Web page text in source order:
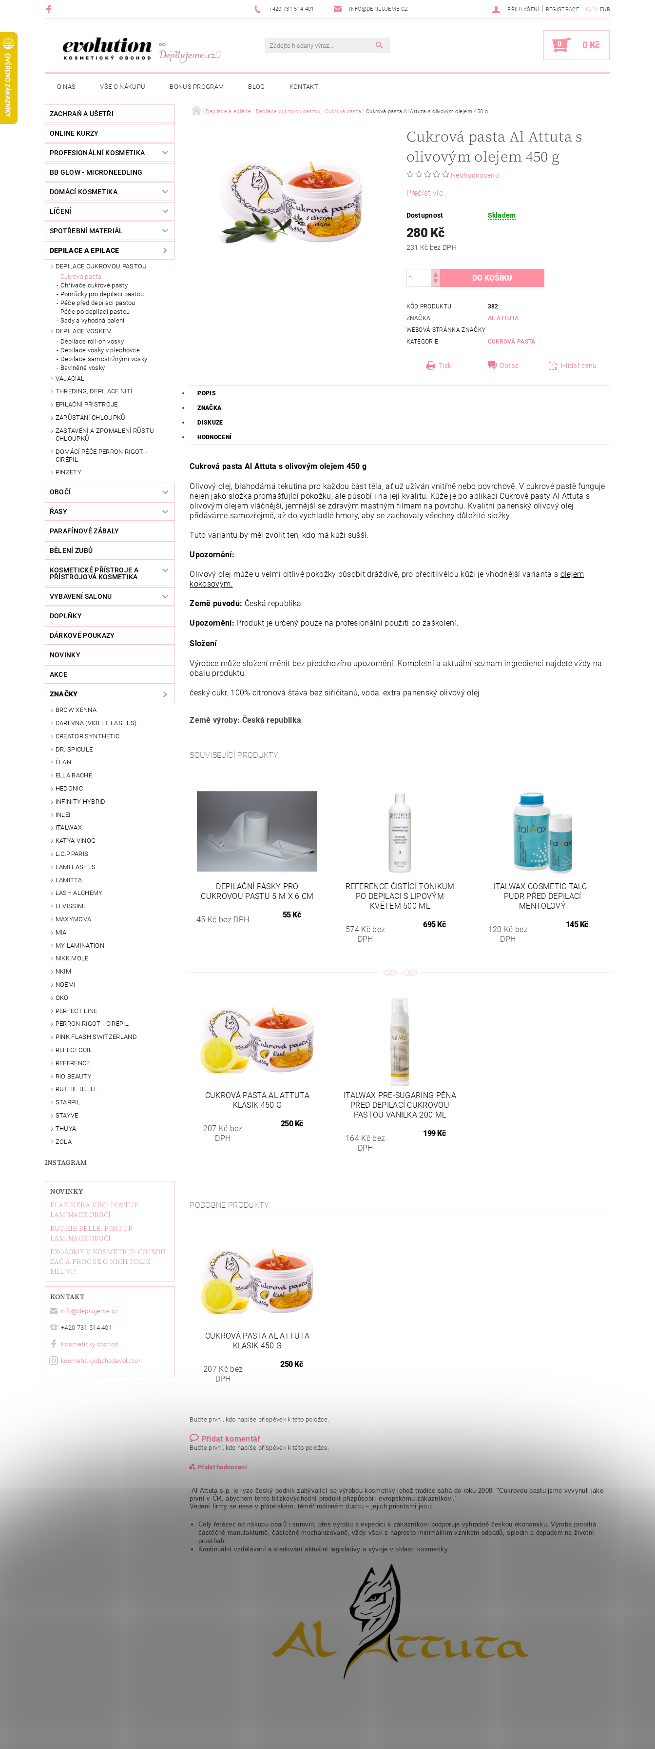
+420 731 514 401 INFO@DEPILUJEME.CZ CZK EUR
PŘIHLÁŠENÍ | REGISTRACE
0 0 Kč
O NÁS VŠE O NÁKUPU BONUS PROGRAM BLOG KONTAKT
ZACHRAŇ A UŠETŘI
ONLINE KURZY
PROFESIONÁLNÍ KOSMETIKA
BB GLOW - MICRONEEDLING
DOMÁCÍ KOSMETIKA
LÍČENÍ
SPOTŘEBNÍ MATERIÁL
DEPILACE A EPILACE
DEPILACE CUKROVOU PASTOU
Cukrová pasta
Ohřívače cukrové pasty
Pomůcky pro depilaci pastou
Péče před depilaci pastou
Péče po depilaci pastou
Sady a výhodná balení
DEPILACE VOSKEM
Depilace roll-on vosky
Depilace vosky v plechovce
Depilace samostržnými vosky
Bavlněné vosky
VAJACIAL
THREDING, DEPILACE NITÍ
EPILAČNÍ PŘÍSTROJE
ZARŮSTÁNÍ CHLOUPKŮ
ZASTAVENÍ A ZPOMALENÍ RŮSTU
CHLOUPKŮ
DOMÁCÍ PÉČE PERRON RIGOT -
CIRÉPIL
PINZETY
OBOČÍ
ŘASY
PARAFÍNOVÉ ZÁBALY
BĚLENÍ ZUBŮ
KOSMETICKÉ PŘÍSTROJE A
PŘÍSTROJOVÁ KOSMETIKA
VYBAVENÍ SALONU
DOPLŇKY
DÁRKOVÉ POUKAZY
NOVINKY
AKCE
ZNAČKY
BROW XENNA
CAREVNA (VIOLET LASHES)
CREATOR SYNTHETIC
DR. SPICULE
ÉLAN
ELLA BACHÉ
HEDONIC
INFINITY HYBRID
INLEI
ITALWAX
KATYA VINOG
L.C.P.PARIS
LAMI LASHES
LAMITTA
LASH ALCHEMY
LEVISSIME
MAXYMOVA
MIA
MY LAMINATION
NIKK MOLE
NKIM
NOEMI
OKO
PERFECT LINE
PERRON RIGOT - CIRÉPIL
PINK FLASH SWITZERLAND
REFECTOCIL
REFERENCE
RIO BEAUTY
RUTHIE BELLE
STARPIL
STAYVE
THUYA
ZOLA
INSTAGRAM
NOVINKY
ÉLAN KERA VEG: POSTUP
LAMINACE OBOČÍ
RUTHIE BELLE: POSTUP
LAMINACE OBOČÍ
EXOSOMY V KOSMETICE: CO JSOU
ZAČ A PROČ SE O NICH TOLIK
MLUVÍ?
KONTAKT
info@depilujeme.cz
+420 731 514 401
Kosmetický obchod
kosmetickyobchodevolution
Depilace a epilace Depilace cukrovou pastou Cukrová pasta Cukrová pasta Al Attuta s olivovým olejem 450 g
Cukrová pasta Al Attuta s
olivovým olejem 450 g
Neohodnoceno
Přečíst víc
Dostupnost Skladem
280 Kč
231 Kč bez DPH
KÓD PRODUKTU
382
ZNAČKA
AL ATTUTA
WEBOVÁ STRÁNKA ZNAČKY
KATEGORIE
CUKROVÁ PASTA
Tisk Dotaz Hlídat cenu
POPIS
ZNAČKA
DISKUZE
HODNOCENÍ
Cukrová pasta Al Attuta s olivovým olejem 450 g
Olivový olej, blahodárná tekutina pro každou část těla, ať už užíván vnitřně nebo povrchově. V cukrové pastě funguje
nejen jako složka promašťující pokožku, ale působí i na její kvalitu. Kůže je po aplikaci Cukrové pasty Al Attuta s
olivovým olejem vláčnější, jemnější se zdravým mastným filmem na povrchu. Kvalitní panenský olivový olej
přidáváme samozřejmě, až do vychladlé hmoty, aby se zachovaly všechny důležité složky.
Tuto variantu by měl zvolit ten, kdo má kůži sušší.
Upozornění:
Olivový olej může u velmi citlivé pokožky působit dráždivě, pro přecitlivělou kůži je vhodnější varianta s olejem
kokosovým.
Země původů: Česká republika
Upozornění: Produkt je určený pouze na profesionální použití po zaškolení.
Složení
Výrobce může složení měnit bez předchozího upozornění. Kompletní a aktuální seznam ingrediencí najdete vždy na
obalu produktu.
český cukr, 100% citronová šťáva bez siřičitanů, voda, extra panenský olivový olej
Země výroby: Česká republika
SOUVISEJÍCÍ PRODUKTY
DEPILAČNÍ PÁSKY PRO
CUKROVOU PASTU 5 M X 6 CM
45 Kč bez DPH
55 Kč
REFERENCE ČISTÍCÍ TONIKUM
PO DEPILACI S LIPOVÝM
KVĚTEM 500 ML
574 Kč bez
DPH
695 Kč
ITALWAX COSMETIC TALC -
PUDR PŘED DEPILACÍ
MENTOLOVÝ
120 Kč bez
DPH
145 Kč
CUKROVÁ PASTA AL ATTUTA
KLASIK 450 G
207 Kč bez
DPH
250 Kč
ITALWAX PRE-SUGARING PĚNA
PŘED DEPILACÍ CUKROVOU
PASTOU VANILKA 200 ML
164 Kč bez
DPH
199 Kč
PODOBNÉ PRODUKTY
CUKROVÁ PASTA AL ATTUTA
KLASIK 450 G
207 Kč bez
DPH
250 Kč
Buďte první, kdo napíše příspěvek k této položce.
Přidat komentář
Buďte první, kdo napíše příspěvek k této položce.
Přidat hodnocení
zásadami ochrany osobních údajů
Al Attuta s.p. je ryze český podnik zabývající se výrobou kosmetiky jehož tradice sahá do roku 2008. "Cukrovou pastu jsme vyvynuli jako
první v ČR, abychom tento blízkovýchodní produkt přizpůsobili evropskému zákazníkovi."
Vedení firmy se nese v přátelském, téměř rodinném duchu – jejich prioritami jsou:
Celý řetězec od nákupu obalů i surovin, přes výrobu a expedici k zákazníkovi podporuje výhradně českou ekonomiku. Výroba probíhá
částěčně manufakturně, částečně mechanizovaně, vždy však s naprosto minimálním vznikem odpadů, splodin a dopadem na životní
prostředí.
Kontinuální vzdělávání a sledování aktuální legislativy a vývoje v oblasti kosmetiky.